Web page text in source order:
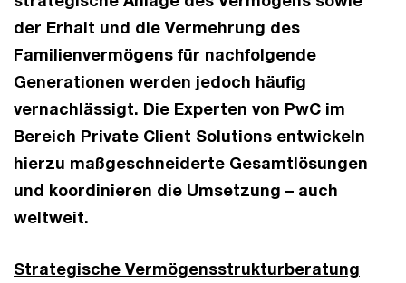
der Erhalt und die Vermehrung des
Familienvermögens für nachfolgende
Generationen werden jedoch häufig
vernachlässigt. Die Experten von PwC im
Bereich Private Client Solutions entwickeln
hierzu maßgeschneiderte Gesamtlösungen
und koordinieren die Umsetzung – auch
weltweit.
Strategische Vermögensstrukturberatung